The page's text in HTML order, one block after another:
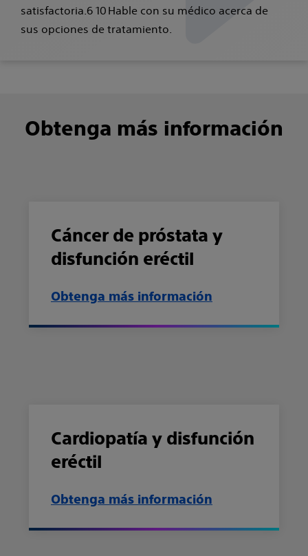
satisfactoria.6 10 Hable con su médico acerca de
sus opciones de tratamiento.
Obtenga más información
Cáncer de próstata y
disfunción eréctil
Obtenga más información
Cardiopatía y disfunción
eréctil
Obtenga más información